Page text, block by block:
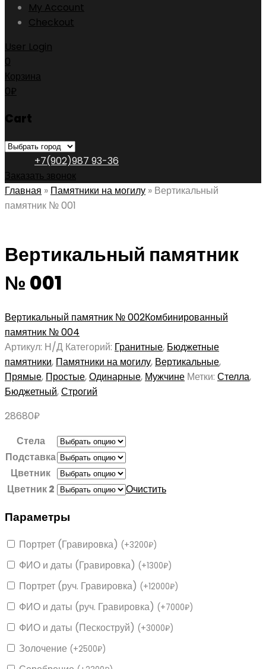
My Account
Checkout
User Login
0
Корзина
0₽
Cart
+7(902)987 93-36
Заказать звонок
Главная » Памятники на могилу » Вертикальный
памятник № 001
Вертикальный памятник
№ 001
Вертикальный памятник № 002Комбинированный
памятник № 004
Артикул: Н/Д Категорий: Гранитные, Бюджетные
памятники, Памятники на могилу, Вертикальные,
Прямые, Простые,Одинарные, Мужчине Метки: Стелла,
Бюджетный,Строгий
28680₽
Стела
Подставка
Цветник
Цветник 2
Очистить
Параметры
Портрет (Гравировка) (+3200₽)
ФИО и даты (Гравировка) (+1300₽)
Портрет (руч. Гравировка) (+12000₽)
ФИО и даты (руч. Гравировка) (+7000₽)
ФИО и даты (Пескоструй) (+3000₽)
Золочение (+2500₽)